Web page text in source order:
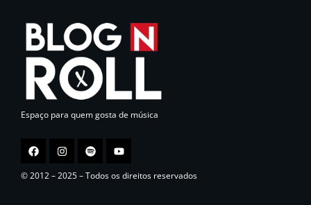
Espaço para quem gosta de música
© 2012 – 2025 – Todos os direitos reservados